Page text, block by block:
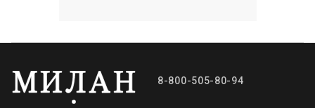
8-800-505-80-94